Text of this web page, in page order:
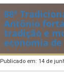
88ª
Antônio
tradição e
economia
Publicado em: 14 de